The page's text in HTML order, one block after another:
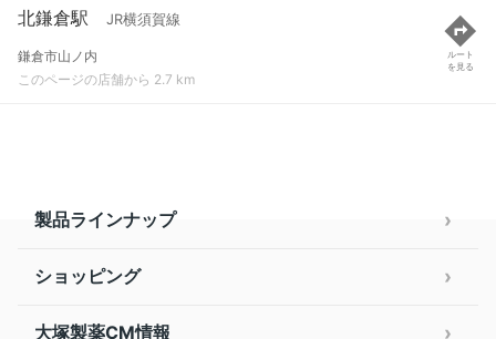
北鎌倉駅 JR横須賀線
鎌倉市山ノ内
このページの店舗から 2.7 km
ルート
を見る
製品ラインナップ
ショッピング
大塚製薬CM情報